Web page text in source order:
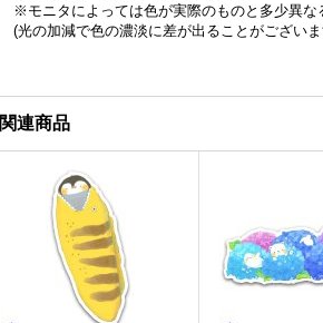
※モニタによっては色が実際のものと多少異な
(光の加減で色の濃淡に差が出ることがございま
関連商品